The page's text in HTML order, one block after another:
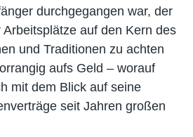
durchgegangen war, der
Arbeitsplätze auf den Kern des
und Traditionen zu achten
aufs Geld – worauf
mit dem Blick auf seine
seit Jahren großen